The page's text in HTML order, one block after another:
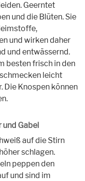
Geerntet
und die Blüten. Sie
und wirken daher
und entwässernd.
besten frisch in den
leicht
Die Knospen können
und Gabel
auf die Stirn
schlagen.
peppen den
und sind im